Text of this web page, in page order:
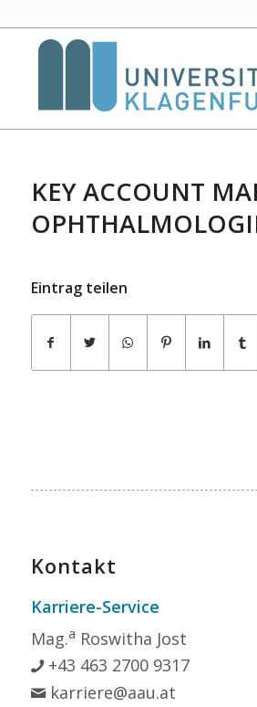
KEY ACCOUNT
Eintrag teilen
Kontakt
Karriere-Service
Mag.a Roswitha Jost
+43 463 2700 9317
karriere@aau.at